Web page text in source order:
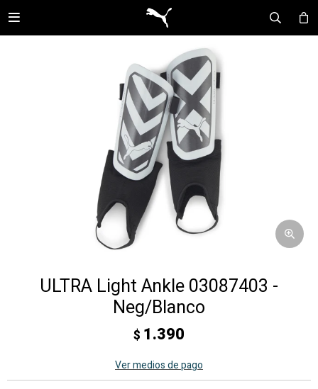

ULTRA Light Ankle 03087403 -
Neg/Blanco
$ 1.390
Ver medios de pago